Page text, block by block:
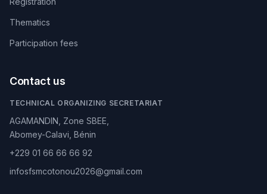
Thematics
Participation fees
Contact us
TECHNICAL ORGANIZING SECRETARIAT
AGAMANDIN, Zone SBEE,
Abomey-Calavi, Bénin
+229 01 66 66 66 92
infosfsmcotonou2026@gmail.com